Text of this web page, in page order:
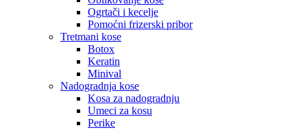
Ogrtači i kecelje
Pomoćni frizerski pribor
Tretmani kose
Botox
Keratin
Minival
Nadogradnja kose
Kosa za nadogradnju
Umeci za kosu
Perike